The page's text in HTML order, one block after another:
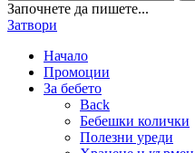
Започнете да пишете...
Затвори
Начало
Промоции
За бебето
Back
Бебешки колички
Полезни уреди